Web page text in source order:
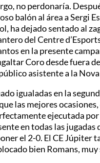
no perdonaría.
balón al área a Sergi
ha dejado sentado al
del Centre
en la presente
Coro desde fuera
asistente a la
igualadas en la
las mejores
ejecutada
en todas las jugadas
el 2-0. El CE Júpiter
bien Romans,